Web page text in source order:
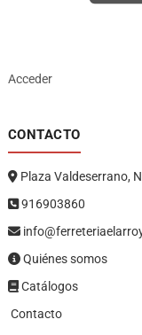
Acceder
CONTACTO
Plaza Valdeserrano,
916903860
Quiénes somos
Catálogos
Contacto